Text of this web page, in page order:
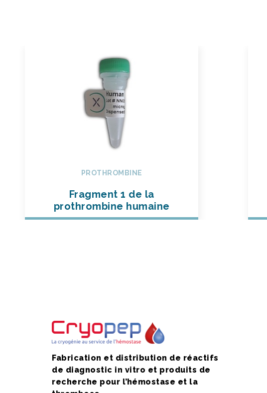
PROTHROMBINE
Fragment 1 de la
prothrombine humaine
Fabrication et distribution de réactifs
de diagnostic in vitro et produits de
recherche pour l’hémostase et la